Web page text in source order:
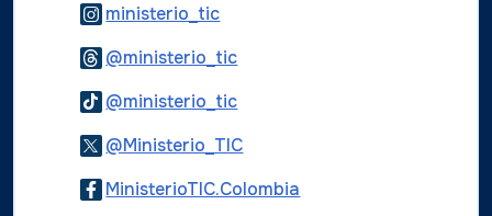
ministerio_ticLogo Instagram
@ministerio_ticLogo Threads
@ministerio_ticLogo Tiktok
@Ministerio_TICLogo Twitter
MinisterioTIC.Colombia